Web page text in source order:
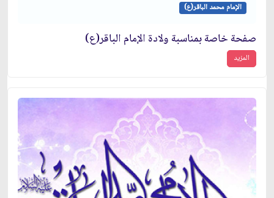
الإمام محمد الباقر(ع)
صفحة خاصة بمناسبة ولادة الإمام الباقر(ع)
المزيد